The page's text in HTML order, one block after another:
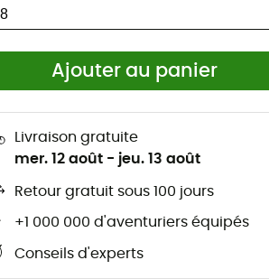
Ajouter au panier
Livraison gratuite
mer. 12 août - jeu. 13 août
Retour gratuit sous 100 jours
+1 000 000 d'aventuriers équipés
Conseils d'experts